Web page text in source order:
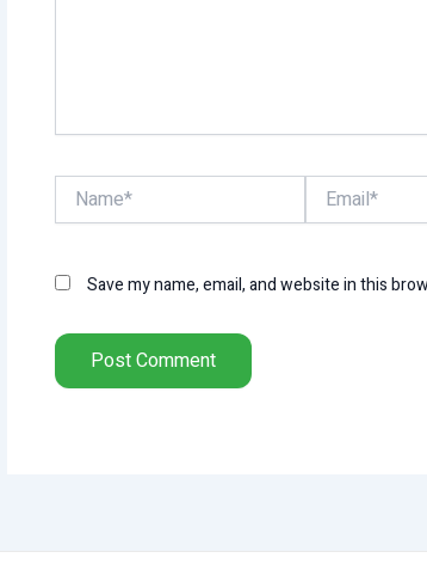
Name* Email*
Save my name, email, and website in this